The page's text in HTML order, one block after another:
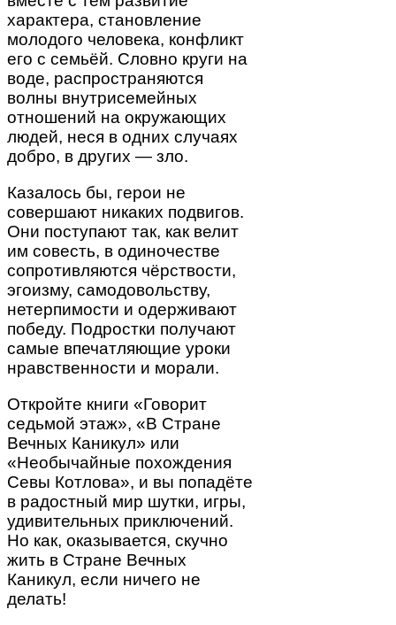
характера, становление
молодого человека, конфликт
его с семьёй. Словно круги на
воде, распространяются
волны внутрисемейных
отношений на окружающих
людей, неся в одних случаях
добро, в других — зло.
Казалось бы, герои не
совершают никаких подвигов.
Они поступают так, как велит
им совесть, в одиночестве
сопротивляются чёрствости,
эгоизму, самодовольству,
нетерпимости и одерживают
победу. Подростки получают
самые впечатляющие уроки
нравственности и морали.
Откройте книги «Говорит
седьмой этаж», «В Стране
Вечных Каникул» или
«Необычайные похождения
Севы Котлова», и вы попадёте
в радостный мир шутки, игры,
удивительных приключений.
Но как, оказывается, скучно
жить в Стране Вечных
Каникул, если ничего не
делать!